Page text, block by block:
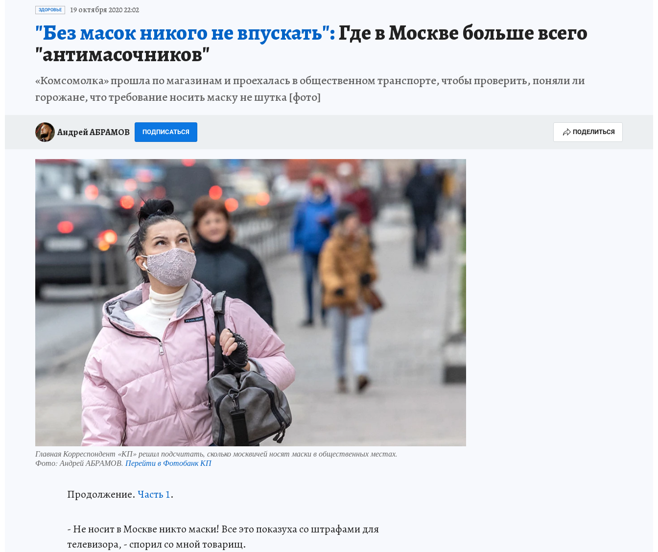
ИСПЫТАНО НА СЕБЕ
ЗДОРОВЬЕ 19 октября 2020 22:02
"Без масок никого не впускать":Где в Москве больше всего
"антимасочников"
«Комсомолка» прошла по магазинам и проехалась в общественном транспорте, чтобы проверить, поняли ли
горожане, что требование носить маску не шутка [фото]
Андрей АБРАМОВ ПОДПИСАТЬСЯ ПОДЕЛИТЬСЯ
Главная Корреспондент «КП» решил подсчитать, сколько москвичей носят маски в общественных местах.
Фото: Андрей АБРАМОВ. Перейти в Фотобанк КП
Продолжение. Часть 1.
- Не носит в Москве никто маски! Все это показуха со штрафами для
телевизора, - спорил со мной товарищ.